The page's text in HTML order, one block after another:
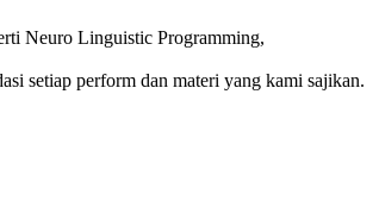
Neuro Linguistic Programming,
setiap perform dan materi yang kami sajikan.